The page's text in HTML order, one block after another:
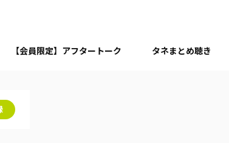
【会員限定】アフタートーク タネまとめ聴き